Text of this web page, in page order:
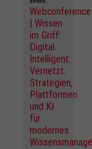
Webconference
| Wissen
im Griff:
Digital.
Intelligent.
Vernetzt.
Strategien,
Plattformen
und KI
für
modernes